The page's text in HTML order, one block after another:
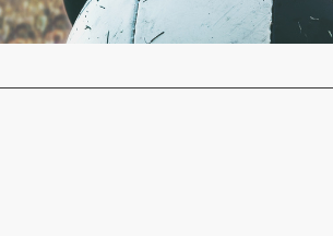
Read More…